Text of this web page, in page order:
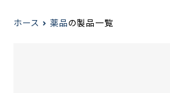
ホース 薬品の製品一覧